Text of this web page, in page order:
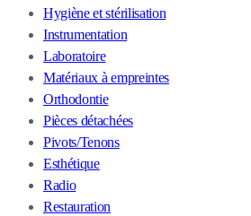
Hygiène et stérilisation
Instrumentation
Laboratoire
Matériaux à empreintes
Orthodontie
Pièces détachées
Pivots/Tenons
Esthétique
Radio
Restauration